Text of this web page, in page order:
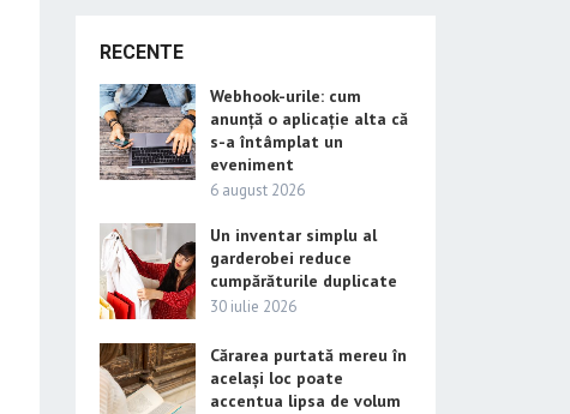
RECENTE
Webhook-urile: cum
anunță o aplicație alta că
s-a întâmplat un
eveniment
6 august 2026
Un inventar simplu al
garderobei reduce
cumpărăturile duplicate
30 iulie 2026
Cărarea purtată mereu în
același loc poate
accentua lipsa de volum